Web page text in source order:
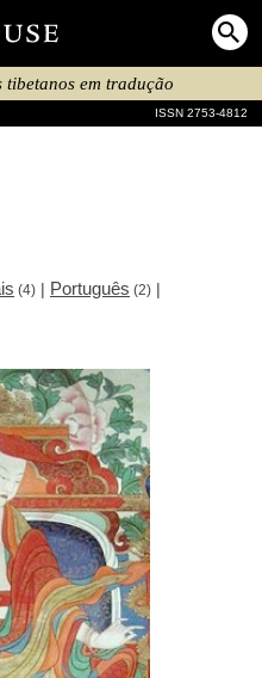
tibetanos em tradução
ISSN 2753-4812
(4) | Português (2) |